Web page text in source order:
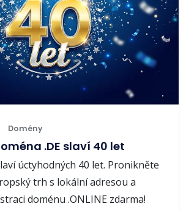
Domény
.DE slaví 40 let
úctyhodných 40 let. Pronikněte
trh s lokální adresou a
doménu .ONLINE zdarma!